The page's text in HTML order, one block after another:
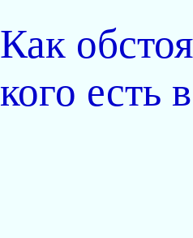
Как
кого есть